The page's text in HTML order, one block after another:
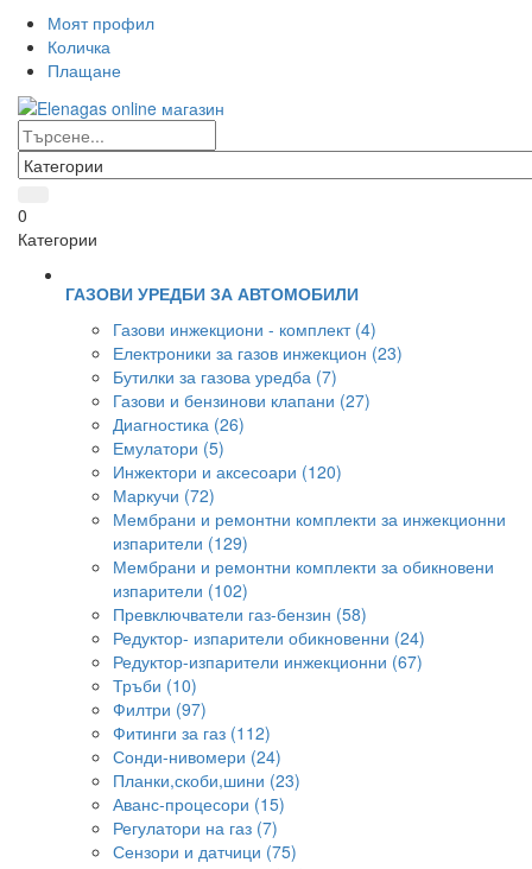
Моят профил
Количка
Плащане
0
Категории
ГАЗОВИ УРЕДБИ ЗА АВТОМОБИЛИ
Газови инжекциони - комплект (4)
Електроники за газов инжекцион (23)
Бутилки за газова уредба (7)
Газови и бензинови клапани (27)
Диагностика (26)
Емулатори (5)
Инжектори и аксесоари (120)
Маркучи (72)
Мембрани и ремонтни комплекти за инжекционни
изпарители (129)
Мембрани и ремонтни комплекти за обикновени
изпарители (102)
Превключватели газ-бензин (58)
Редуктор- изпарители обикновенни (24)
Редуктор-изпарители инжекционни (67)
Тръби (10)
Филтри (97)
Фитинги за газ (112)
Сонди-нивомери (24)
Планки,скоби,шини (23)
Аванс-процесори (15)
Регулатори на газ (7)
Сензори и датчици (75)